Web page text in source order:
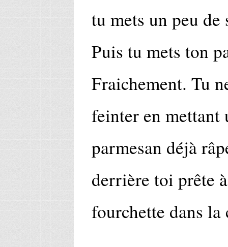
tu mets un peu
Puis tu mets ton
Fraichement. Tu
feinter en mettant
parmesan déjà
derrière toi prête
fourchette dans